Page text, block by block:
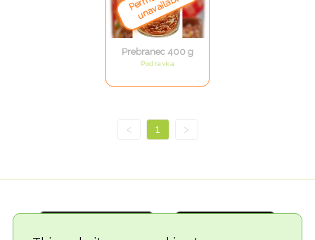
Prebranec 400 g
Podravka
< 1 >